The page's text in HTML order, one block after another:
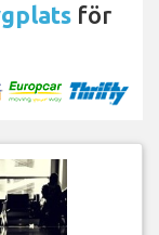
för